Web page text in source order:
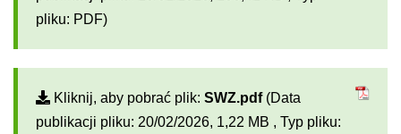
pliku: PDF)
Kliknij, aby pobrać plik: SWZ.pdf(Data
publikacji pliku: 20/02/2026, 1,22 MB , Typ pliku: